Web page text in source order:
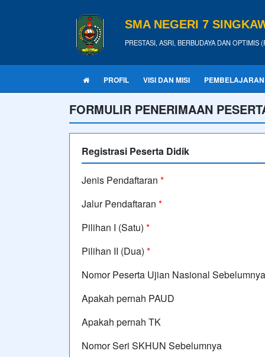
SMA NEGERI 7
PRESTASI, ASRI, BERBUDAYA DAN OPTIMIS
PROFIL VISI DAN MISI PEMBELAJARAN
FORMULIR PENERIMAAN
Registrasi Peserta Didik
Jenis Pendaftaran *
Jalur Pendaftaran *
Pilihan I (Satu) *
Pilihan II (Dua) *
Nomor Peserta Ujian Nasional Sebelumnya
Apakah pernah PAUD
Apakah pernah TK
Nomor Seri SKHUN Sebelumnya